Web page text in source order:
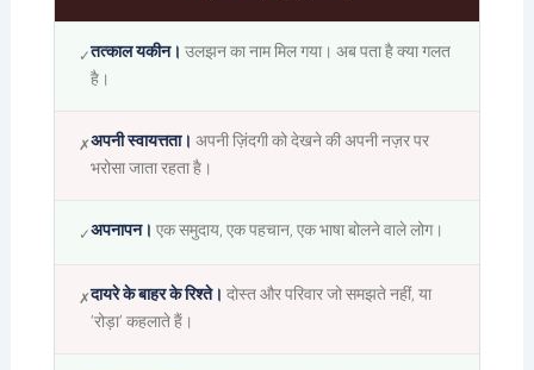
✓तत्काल यकीन। उलझन का नाम मिल गया। अब पता है क्या गलत
है।
✗अपनी स्वायत्तता। अपनी ज़िंदगी को देखने की अपनी नज़र पर
भरोसा जाता रहता है।
✓अपनापन। एक समुदाय, एक पहचान, एक भाषा बोलने वाले लोग।
✗दायरे के बाहर के रिश्ते। दोस्त और परिवार जो समझते नहीं, या
‘रोड़ा’ कहलाते हैं।